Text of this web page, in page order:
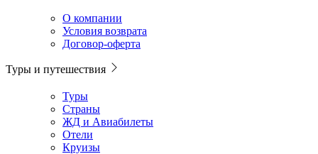
О компании
Условия возврата
Договор-оферта
Туры и путешествия
Туры
Страны
ЖД и Авиабилеты
Отели
Круизы